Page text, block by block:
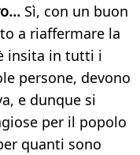
Sì, con un buon
a riaffermare la
insita in tutti i
persone, devono
e dunque si
per il popolo
quanti sono